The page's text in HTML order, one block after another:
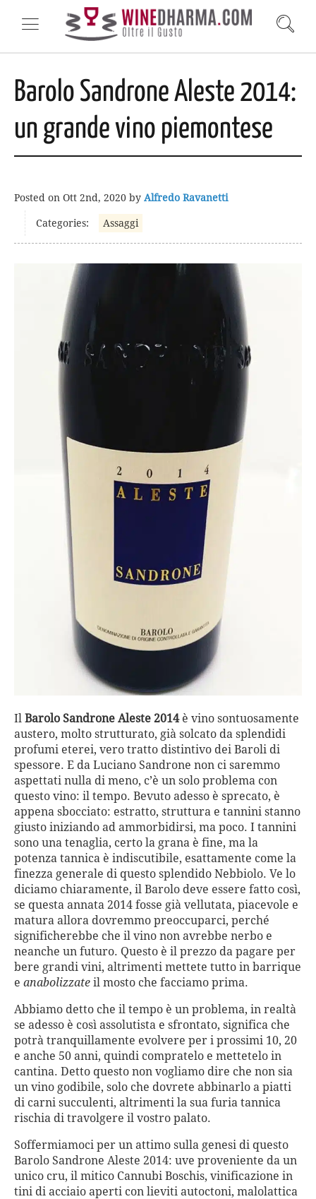
Barolo Sandrone Aleste 2014:
un grande vino piemontese
Posted on Ott 2nd, 2020 by Alfredo Ravanetti
Categories: Assaggi
Il Barolo Sandrone Aleste 2014è vino sontuosamente
austero, molto strutturato, già solcato da splendidi
profumi eterei, vero tratto distintivo dei Baroli di
spessore. E da Luciano Sandrone non ci saremmo
aspettati nulla di meno, c’è un solo problema con
questo vino: il tempo. Bevuto adesso è sprecato, è
appena sbocciato: estratto, struttura e tannini stanno
giusto iniziando ad ammorbidirsi, ma poco. I tannini
sono una tenaglia, certo la grana è fine, ma la
potenza tannica è indiscutibile, esattamente come la
finezza generale di questo splendido Nebbiolo. Ve lo
diciamo chiaramente, il Barolo deve essere fatto così,
se questa annata 2014 fosse già vellutata, piacevole e
matura allora dovremmo preoccuparci, perché
significherebbe che il vino non avrebbe nerbo e
neanche un futuro. Questo è il prezzo da pagare per
bere grandi vini, altrimenti mettete tutto in barrique
e anabolizzate il mosto che facciamo prima.
Abbiamo detto che il tempo è un problema, in realtà
se adesso è così assolutista e sfrontato, significa che
potrà tranquillamente evolvere per i prossimi 10, 20
e anche 50 anni, quindi compratelo e mettetelo in
cantina. Detto questo non vogliamo dire che non sia
un vino godibile, solo che dovrete abbinarlo a piatti
di carni succulenti, altrimenti la sua furia tannica
rischia di travolgere il vostro palato.
Soffermiamoci per un attimo sulla genesi di questo
Barolo Sandrone Aleste 2014: uve proveniente da un
unico cru, il mitico Cannubi Boschis, vinificazione in
tini di acciaio aperti con lieviti autoctoni, malolattica